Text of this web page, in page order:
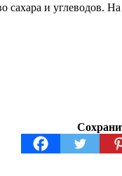
сахара и